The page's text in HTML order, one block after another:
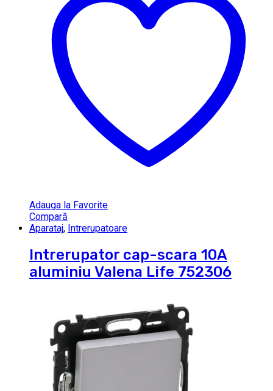
Adauga la Favorite
Compară
Aparataj, Intrerupatoare
Intrerupator cap-scara 10A
aluminiu Valena Life 752306